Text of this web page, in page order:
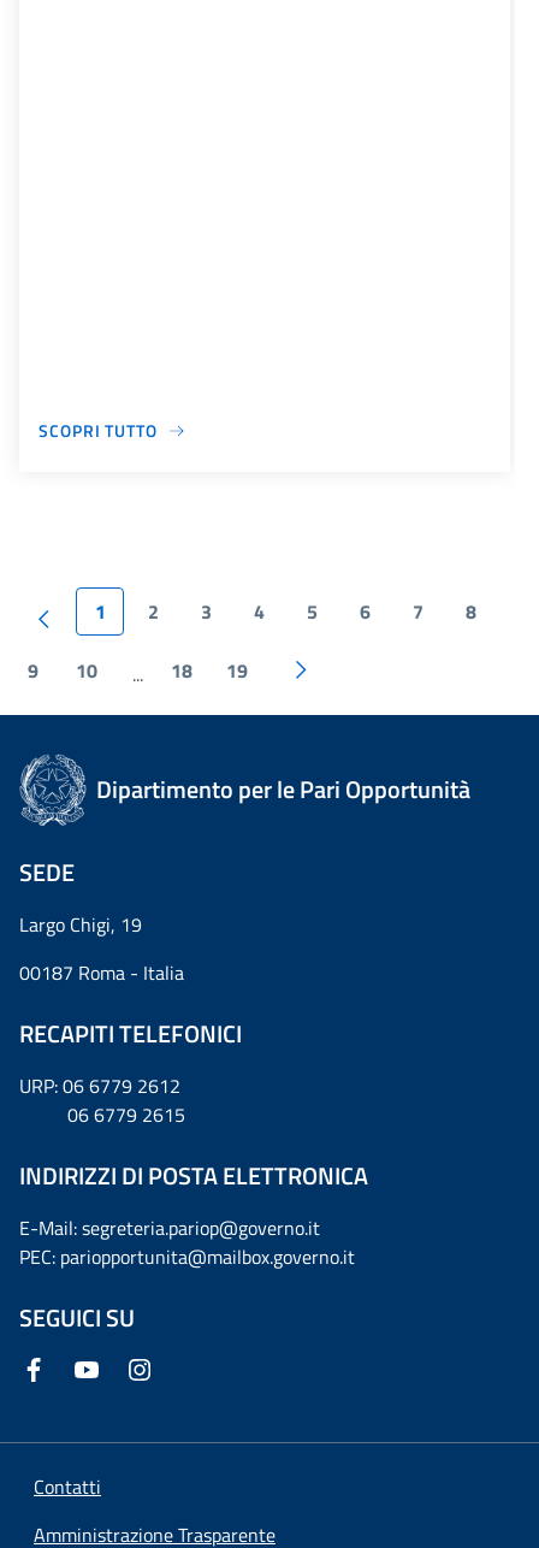
SCOPRI TUTTO
1 2 3 4 5 6 7 8
9 10 ... 18 19
Dipartimento per le Pari Opportunità
SEDE
Largo Chigi, 19
00187 Roma - Italia
RECAPITI TELEFONICI
URP: 06 6779 2612
06 6779 2615
INDIRIZZI DI POSTA ELETTRONICA
E-Mail: segreteria.pariop@governo.it
PEC: pariopportunita@mailbox.governo.it
SEGUICI SU
Contatti
Amministrazione Trasparente